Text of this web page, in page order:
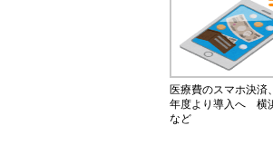
医療費のスマホ決済
年度より導入へ 横
など